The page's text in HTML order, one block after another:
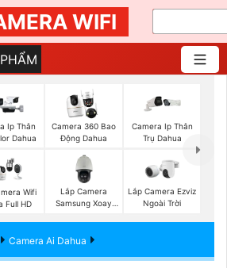
WIFI
Ip Thân
Dahua
Camera 360 Bao
Động Dahua
Camera Ip Thân
Trụ Dahua
Wifi
Full HD
Lắp Camera
Samsung Xoay
Lắp Camera Ezviz
Ngoài Trời
Camera Ai Dahua